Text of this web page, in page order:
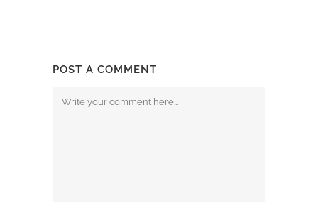
POST A COMMENT